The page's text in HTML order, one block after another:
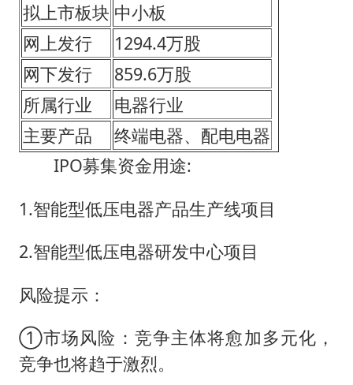
拟上市板块 中小板
网上发行
1294.4万股
网下发行
859.6万股
所属行业
电器行业
主要产品
终端电器、配电电器
IPO募集资金用途:
1.智能型低压电器产品生产线项目
2.智能型低压电器研发中心项目
风险提示：
①市场风险：竞争主体将愈加多元化，
竞争也将趋于激烈。